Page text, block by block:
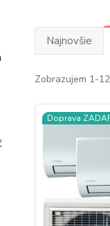
Najnovšie
Zobrazujem 1-
Doprava